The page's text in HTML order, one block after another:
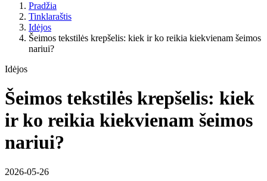
Pradžia
Tinklaraštis
Idėjos
Šeimos tekstilės krepšelis: kiek ir ko reikia kiekvienam šeimos
nariui?
Idėjos
Šeimos tekstilės krepšelis: kiek
ir ko reikia kiekvienam šeimos
nariui?
2026-05-26